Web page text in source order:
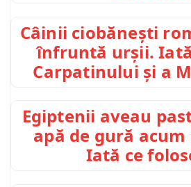
Câinii ciobănești
înfruntă urșii.
Carpatinului și a
Egiptenii aveau
apă de gură
Iată ce